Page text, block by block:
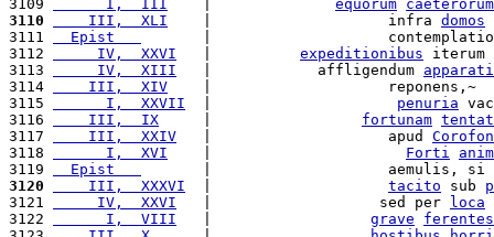
3109
      I,  III
equorum
3110
    III,  XLI
    |                    infra
domos
3111
  Epist
|
3112
     IV,  XXVI
expeditionibus iterum
3113
     IV,  XIII
   |            affligendum
3114
    III,  XIV
|
3115
      I,  XXVII
penuria
3116
    III,  IX
fortunam
3117
    III,  XXIV
   |                    apud
Corofon
3118
      I,  XVI
Forti
3119
  Epist
       |                    aemulis, si
3120
    III,  XXXVI
tacito sub
3121
     IV,  XXVI
   |                   sed per
loca
3122
      I,  VIII
grave
ferentes